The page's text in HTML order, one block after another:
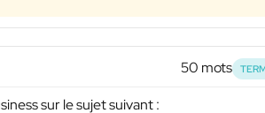
50 mots
sur le sujet suivant :